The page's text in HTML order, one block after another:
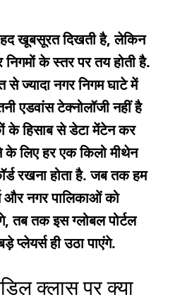
खूबसूरत दिखती है, लेकिन
के स्तर पर तय होती है.
ज्यादा नगर निगम घाटे में
एडवांस टेक्नोलॉजी नहीं है
के हिसाब से डेटा मेंटेन कर
के लिए हर एक किलो मीथेन
रखना होता है. जब तक हम
नगर पालिकाओं को
तब तक इस ग्लोबल पोर्टल
प्लेयर्स ही उठा पाएंगे.
क्लास पर क्या